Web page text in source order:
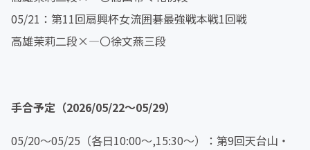
05/21：第11回扇興杯女流囲碁最強戦本戦1回戦
高雄茉莉二段×―〇徐文燕三段
手合予定（2026/05/22～05/29）
05/20～05/25（各日10:00～,15:30～）：第9回天台山・